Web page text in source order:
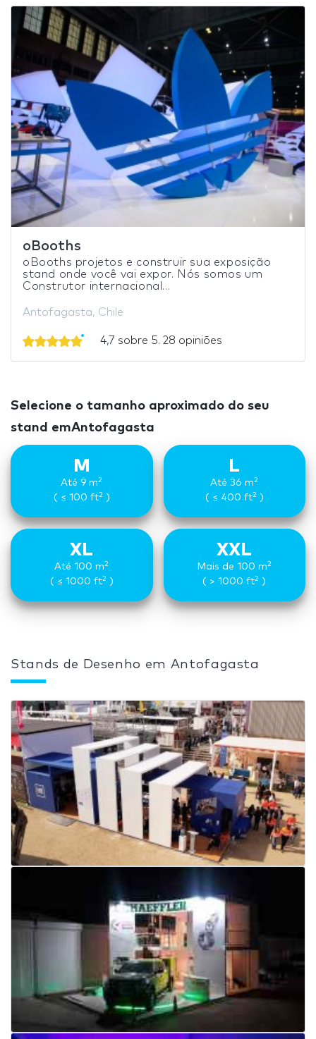
oBooths
oBooths projetos e construir sua exposição
stand onde você vai expor. Nós somos um
Construtor internacional...
Antofagasta, Chile
4,7 sobre 5. 28 opiniões
Selecione o tamanho aproximado do seu
stand emAntofagasta
M
Até 9 m2
( ≤ 100 ft2)
L
Até 36 m2
( ≤ 400 ft2)
XL
Até 100 m2
( ≤ 1000 ft2)
XXL
Mais de 100 m2
( > 1000 ft2 )
Stands de Desenho em Antofagasta